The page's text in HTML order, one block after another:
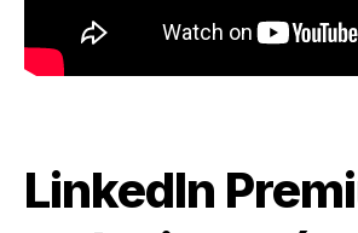
LinkedIn